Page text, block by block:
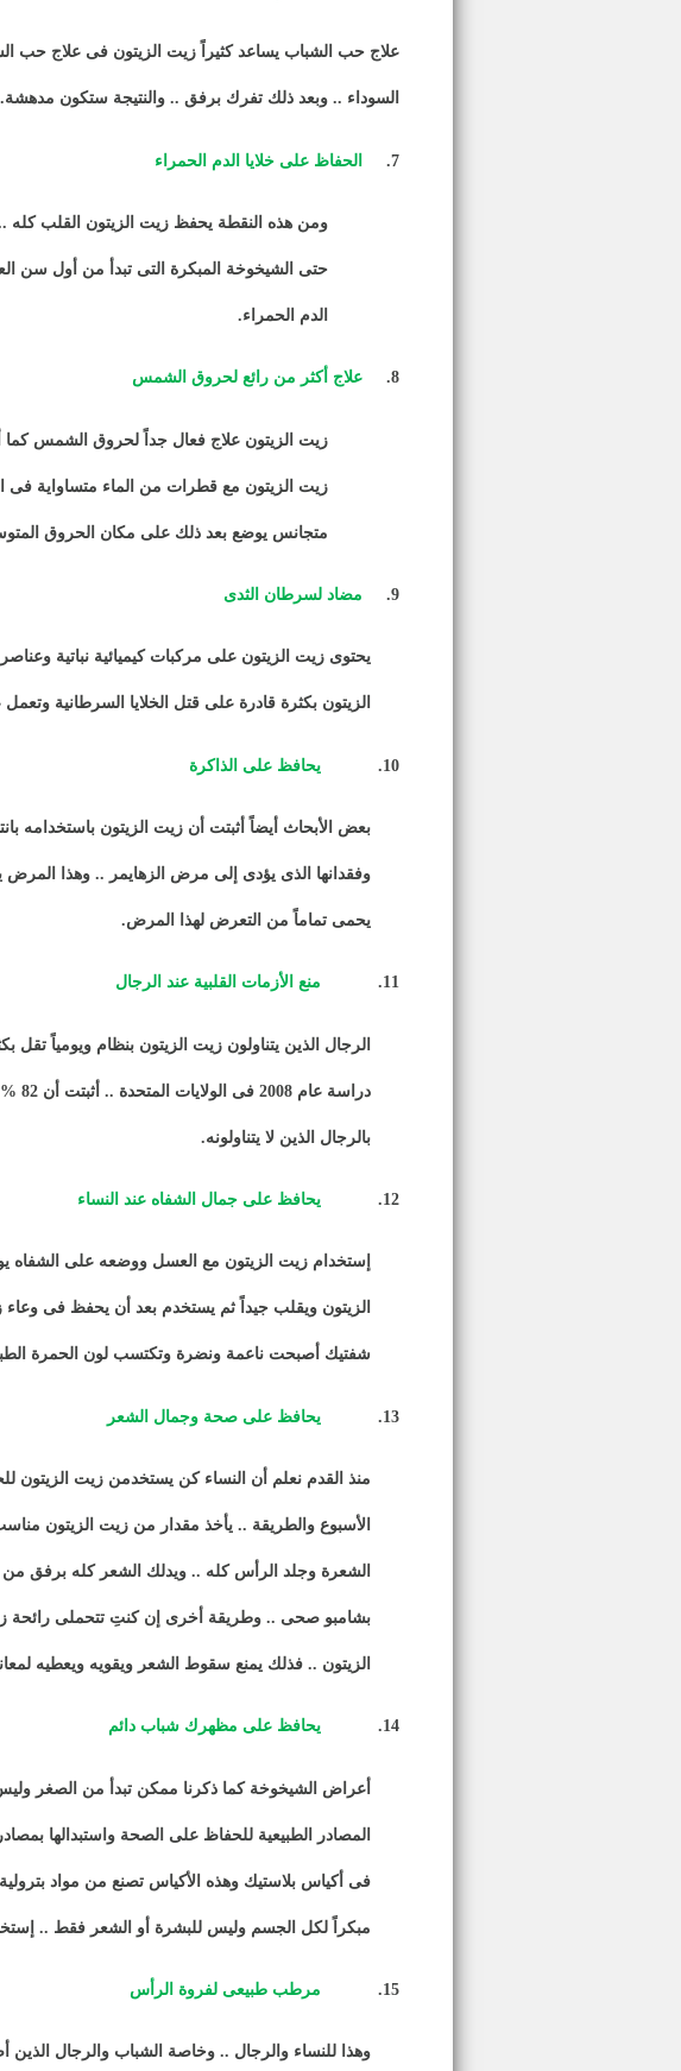
علاج حب الشباب يساعد كثيراً زيت الزيتون فى علاج حب
السوداء .. وبعد ذلك تفرك برفق .. والنتيجة ستكون مدهشة.
7. الحفاظ على خلايا الدم الحمراء
ومن هذه النقطة يحفظ زيت الزيتون القلب كله
حتى الشيخوخة المبكرة التى تبدأ من أول سن
الدم الحمراء.
8. علاج أكثر من رائع لحروق الشمس
زيت الزيتون علاج فعال جداً لحروق الشمس كما
زيت الزيتون مع قطرات من الماء متساواية فى
متجانس يوضع بعد ذلك على مكان الحروق
9. مضاد لسرطان الثدى
الزيتون بكثرة قادرة على قتل الخلايا السرطانية
10. يحافظ على الذاكرة
بعض الأبحاث أيضاً أثبتت أن زيت الزيتون باستخدامه
وفقدانها الذى يؤدى إلى مرض الزهايمر .. وهذا
يحمى تماماً من التعرض لهذا المرض.
11. منع الأزمات القلبية عند الرجال
الرجال الذين يتناولون زيت الزيتون بنظام ويومياً
بالرجال الذين لا يتناولونه.
12. يحافظ على جمال الشفاه عند النساء
إستخدام زيت الزيتون مع العسل ووضعه على
الزيتون ويقلب جيداً ثم يستخدم بعد أن يحفظ فى
شفتيك أصبحت ناعمة ونضرة وتكتسب لون الحمرة
13. يحافظ على صحة وجمال الشعر
منذ القدم نعلم أن النساء كن يستخدمن زيت
الأسبوع والطريقة .. يأخذ مقدار من زيت الزيتون
الشعرة وجلد الرأس كله .. ويدلك الشعر كله برفق
بشامبو صحى .. وطريقة أخرى إن كنتِ تتحملى
الزيتون .. فذلك يمنع سقوط الشعر ويقويه ويعطيه
14. يحافظ على مظهرك شباب دائم
أعراض الشيخوخة كما ذكرنا ممكن تبدأ من الصغر
المصادر الطبيعية للحفاظ على الصحة واستبدالها
فى أكياس بلاستيك وهذه الأكياس تصنع من مواد
مبكراً لكل الجسم وليس للبشرة أو الشعر فقط ..
15. مرطب طبيعى لفروة الرأس
وهذا للنساء والرجال .. وخاصة الشباب والرجال الذين